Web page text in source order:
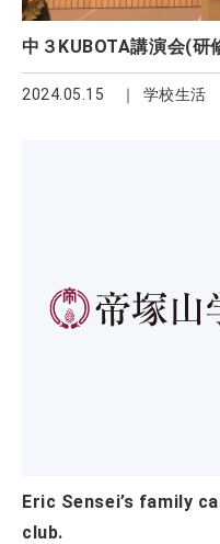
中３KUBOTA講演会(研
2024.05.15 学校生活
Eric Sensei’s family
club.